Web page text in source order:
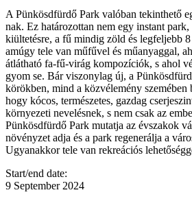
A Pünkösdfürdő Park valóban tekinthető
nak. Ez határozottan nem egy instant
kiültetésre, a fű mindig zöld és legfeljebb
amúgy tele van műfűvel és műanyaggal,
átlátható fa-fű-virág kompozíciók, s ahol
gyom se. Bár viszonylag új, a
körökben, mind a közvélemény szemében
hogy kócos, természetes, gazdag
környezeti nevelésnek, s nem csak az
Pünkösdfürdő Park mutatja az évszakok
növényzet adja és a park regenerálja a
Ugyanakkor tele van rekreációs
Start/end date:
9 September 2024